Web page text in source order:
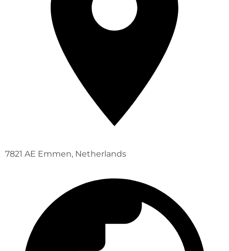
7821 AE Emmen, Netherlands